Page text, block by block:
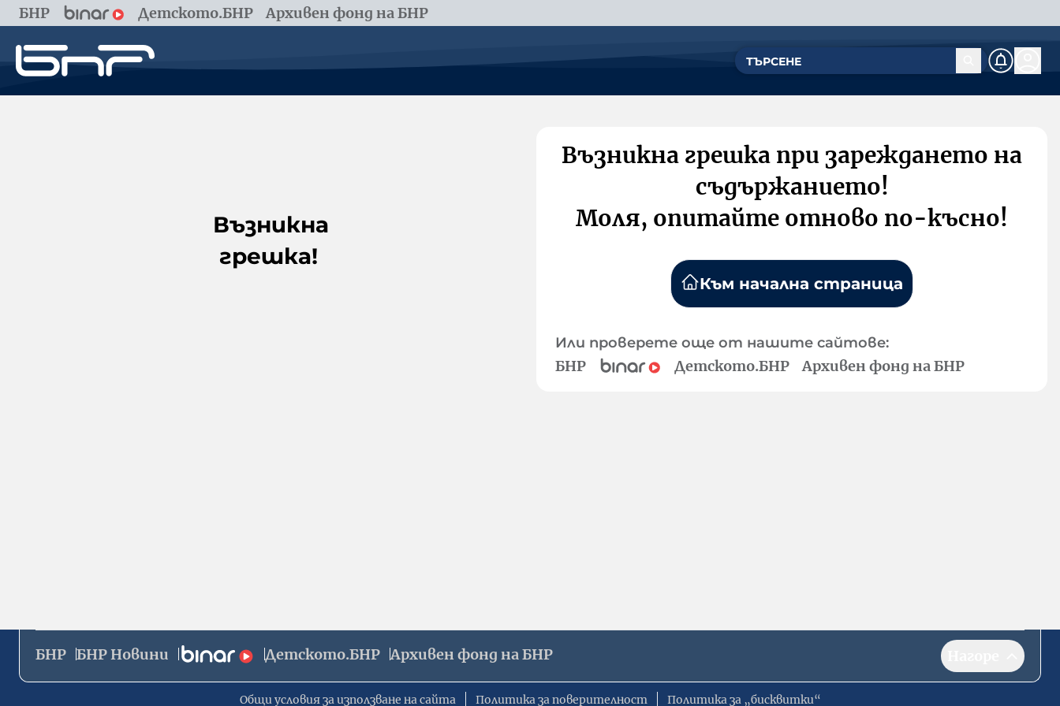
БНР Детското.БНР Архивен фонд на БНР
Възникна
грешка!
Възникна грешка при зареждането на
съдържанието!
Моля, опитайте отново по-късно!
Към начална страница
Или проверете още от нашите сайтове:
БНР Детското.БНР Архивен фонд на БНР
БНР БНР Новини Детското.БНР Архивен фонд на БНР
Общи условия за използване на сайта Политика за поверителност Политика за „бисквитки“